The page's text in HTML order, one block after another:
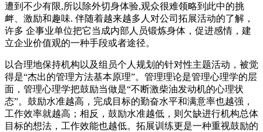
遭到不少有限,所以除外切身体验,观众很难领略到此中的挑
衅、激励和趣味. 伴随着越来越多人对公司拓展活动的了解，
许多 企事业单位把它当成内部人员锻炼身体，促进感情，建
立企业价值观的一种手段或者途径。
以合理地保持机构以及组员个人规划的针对性主题活动，被觉
得是“杰出的管理方法基本原理”。管理理论是管理心理学的层
面，管理心理学把鼓励当做是“不断激柴油发动机的心理状
态”。鼓励水准越高，完成目标的勤奋水平和满意率也越强，
工作效率就越高；相反，鼓励水准越低，则欠缺进行机构总体
目标的想法，工作效能也越低。拓展训练更是一种重视鼓励的